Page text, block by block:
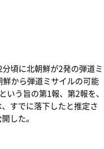
頃に北朝鮮が2発の弾道ミ
から弾道ミサイルの可能
う旨の第1報、第2報を、
すでに落下したと推定さ
した。